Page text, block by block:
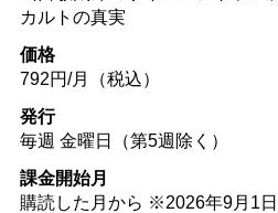
カルトの真実
価格
792円/月（税込）
発行
毎週 金曜日（第5週除く）
課金開始月
購読した月から ※2026年9月1